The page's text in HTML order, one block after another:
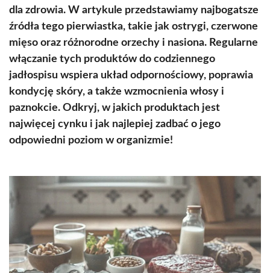
dla zdrowia. W artykule przedstawiamy najbogatsze
źródła tego pierwiastka, takie jak ostrygi, czerwone
mięso oraz różnorodne orzechy i nasiona. Regularne
włączanie tych produktów do codziennego
jadłospisu wspiera układ odpornościowy, poprawia
kondycję skóry, a także wzmocnienia włosy i
paznokcie. Odkryj, w jakich produktach jest
najwięcej cynku i jak najlepiej zadbać o jego
odpowiedni poziom w organizmie!